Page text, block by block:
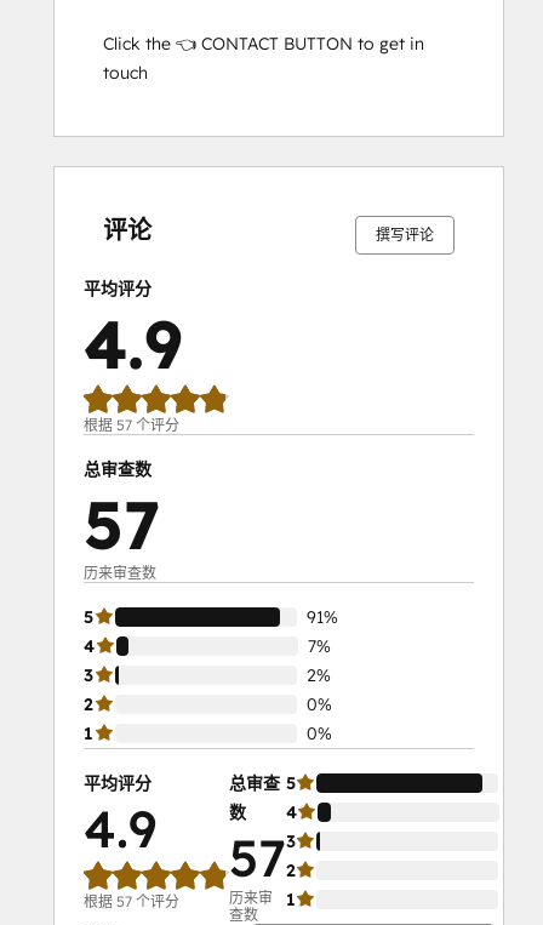
Click the 👈 CONTACT BUTTON to get in
touch
评论 撰写评论
平均评分
4.9
根据 57 个评分
总审查数
57
历来审查数
5
91%
4
成
7%
3
成
2%
2
成
0%
1
成
0%
平均评分
4.9
根据 57 个评分
总审查
数
57
历来审
查数
5
成
4
3
2
1